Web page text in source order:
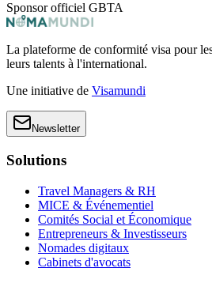
Sponsor officiel GBTA
La plateforme de conformité visa pour
leurs talents à l'international.
Une initiative de Visamundi
Newsletter
Solutions
Travel Managers & RH
MICE & Événementiel
Comités Social et Économique
Entrepreneurs & Investisseurs
Nomades digitaux
Cabinets d'avocats